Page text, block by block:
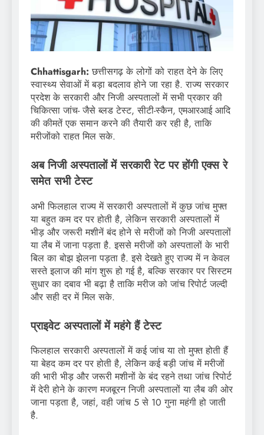
Chhattisgarh:छत्तीसगढ़ के लोगों को राहत देने के लिए
स्वास्थ्य सेवाओं में बड़ा बदलाव होने जा रहा है. राज्य सरकार
प्रदेश के सरकारी और निजी अस्पतालों में सभी प्रकार की
चिकित्सा जांच- जैसे ब्लड टेस्ट, सीटी-स्कैन, एमआरआई आदि
की कीमतें एक समान करने की तैयारी कर रही है, ताकि
मरीजोंको राहत मिल सके.
अब निजी अस्पतालों में सरकारी रेट पर होंगी एक्स रे
समेत सभी टेस्ट
अभी फिलहाल राज्य में सरकारी अस्पतालों में कुछ जांच मुफ्त
या बहुत कम दर पर होती है, लेकिन सरकारी अस्पतालों में
भीड़ और जरूरी मशीनें बंद होने से मरीजों को निजी अस्पतालों
या लैब में जाना पड़ता है. इससे मरीजों को अस्पतालों के भारी
बिल का बोझ झेलना पड़ता है. इसे देखते हुए राज्य में न केवल
सस्ते इलाज की मांग शुरू हो गई है, बल्कि सरकार पर सिस्टम
सुधार का दबाव भी बढ़ा है ताकि मरीज को जांच रिपोर्ट जल्दी
और सही दर में मिल सके.
प्राइवेट अस्पतालों में महंगे हैं टेस्ट
फिलहाल सरकारी अस्पतालों में कई जांच या तो मुफ्त होती हैं
या बेहद कम दर पर होती है, लेकिन कई बड़ी जांच में मरीजों
की भारी भीड़ और जरूरी मशीनों के बंद रहने तथा जांच रिपोर्ट
में देरी होने के कारण मजबूरन निजी अस्पतालों या लैब की ओर
जाना पड़ता है, जहां, वही जांच 5 से 10 गुना महंगी हो जाती
है.